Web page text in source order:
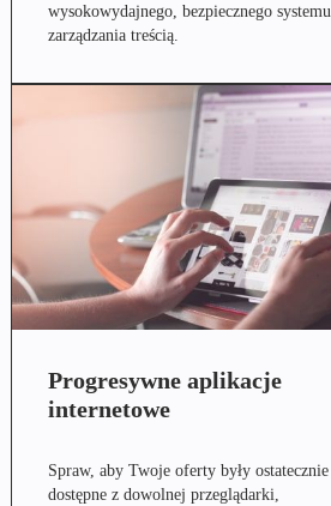
wysokowydajnego, bezpiecznego systemu
zarządzania treścią.
Progresywne aplikacje
internetowe
Spraw, aby Twoje oferty były ostatecznie
dostępne z dowolnej przeglądarki,